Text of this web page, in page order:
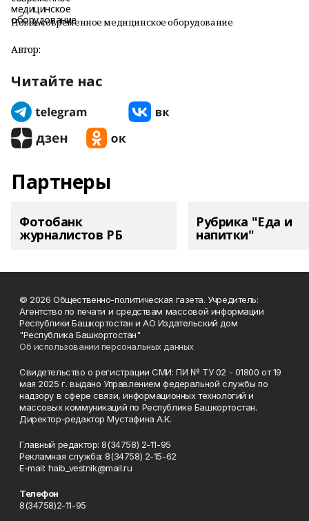
Новое современное медицинское оборудование
Автор:
Читайте нас
Партнеры
Фотобанк
журналистов РБ
Рубрика "Еда и
напитки"
© 2026 Общественно-политическая газета. Учредитель:
Агентство по печати и средствам массовой информации
Республики Башкортостан и АО Издательский дом
"Республика Башкортостан"
Об использовании персональных данных
Свидетельство о регистрации СМИ: ПИ № ТУ 02 - 01800 от 19
мая 2025 г. выдано Управлением федеральной службы по
надзору в сфере связи, информационных технологий и
массовых коммуникаций по Республике Башкортостан.
Директор-редактор Мустафина А.К.
Главный редактор: 8(34758) 2-11-95
Рекламная служба: 8(34758) 2-15-62
Е-mаil: haib_vestnik@mail.ru
Телефон
8(34758)2-11-95